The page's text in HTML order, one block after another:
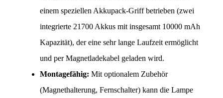
einem speziellen Akkupack-Griff betrieben (zwei
integrierte 21700 Akkus mit insgesamt 10000 mAh
Kapazität), der eine sehr lange Laufzeit ermöglicht
und per Magnetladekabel geladen wird.
Montagefähig: Mit optionalem Zubehör
(Magnethalterung, Fernschalter) kann die Lampe